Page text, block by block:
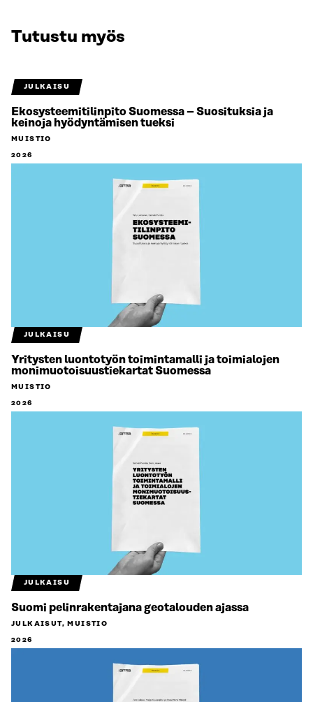
Tutustu myös
JULKAISU
Ekosysteemitilinpito Suomessa – Suosituksia ja
keinoja hyödyntämisen tueksi
MUISTIO
2026
JULKAISU
Yritysten luontotyön toimintamalli ja toimialojen
monimuotoisuustiekartat Suomessa
MUISTIO
2026
JULKAISU
Suomi pelinrakentajana geotalouden ajassa
JULKAISUT, MUISTIO
2026